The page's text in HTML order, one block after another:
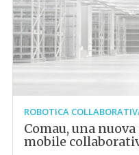
ROBOTICA
Comau, una
mobile